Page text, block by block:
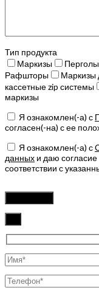
Тип продукта
Маркизы
Перголы
Рафшторы
Маркизы
кассетные zip системы
маркизы
Я ознакомлен(-а) с
согласен(-на) с ее
Я ознакомлен(-а) с
данных и даю
соответствии с